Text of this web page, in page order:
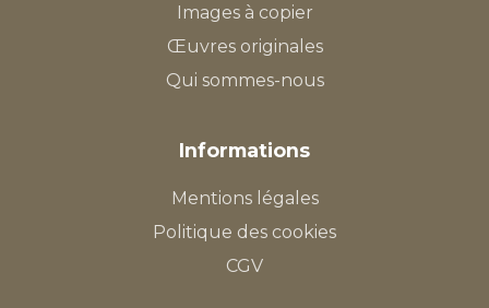
Images à copier
Œuvres originales
Qui sommes-nous
Informations
Mentions légales
Politique des cookies
CGV